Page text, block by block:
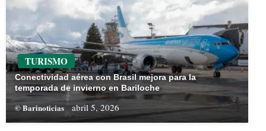
TURISMO
Conectividad aérea con Brasil mejora para la
temporada de invierno en Bariloche
© Barinoticias abril 5, 2026